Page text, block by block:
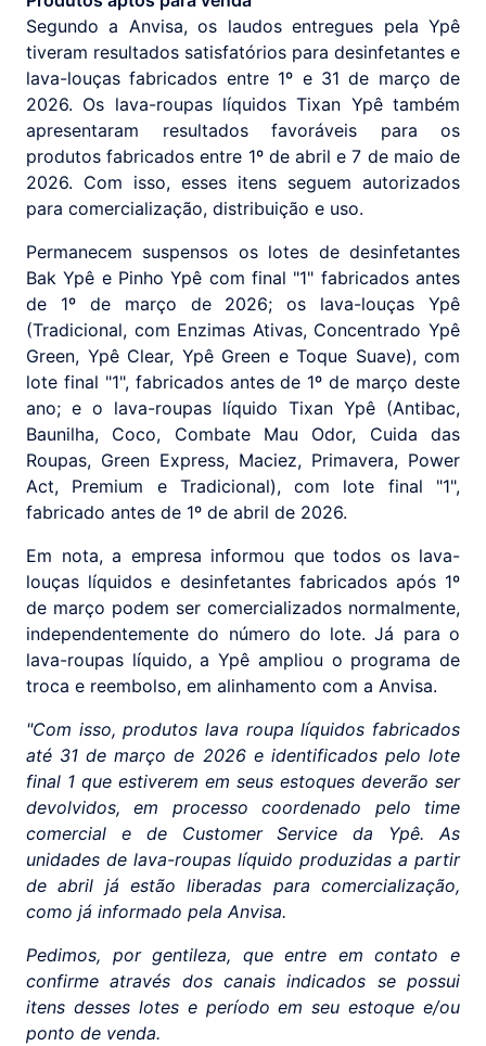
Segundo a Anvisa, os laudos entregues pela Ypê
tiveram resultados satisfatórios para desinfetantes e
lava-louças fabricados entre 1º e 31 de março de
2026. Os lava-roupas líquidos Tixan Ypê também
apresentaram resultados favoráveis para os
produtos fabricados entre 1º de abril e 7 de maio de
2026. Com isso, esses itens seguem autorizados
para comercialização, distribuição e uso.
Permanecem suspensos os lotes de desinfetantes
Bak Ypê e Pinho Ypê com final "1" fabricados antes
de 1º de março de 2026; os lava-louças Ypê
(Tradicional, com Enzimas Ativas, Concentrado Ypê
Green, Ypê Clear, Ypê Green e Toque Suave), com
lote final "1", fabricados antes de 1º de março deste
ano; e o lava-roupas líquido Tixan Ypê (Antibac,
Baunilha, Coco, Combate Mau Odor, Cuida das
Roupas, Green Express, Maciez, Primavera, Power
Act, Premium e Tradicional), com lote final "1",
fabricado antes de 1º de abril de 2026.
Em nota, a empresa informou que todos os lava-
louças líquidos e desinfetantes fabricados após 1º
de março podem ser comercializados normalmente,
independentemente do número do lote. Já para o
lava-roupas líquido, a Ypê ampliou o programa de
troca e reembolso, em alinhamento com a Anvisa.
"Com isso, produtos lava roupa líquidos fabricados
até 31 de março de 2026 e identificados pelo lote
final 1 que estiverem em seus estoques deverão ser
devolvidos, em processo coordenado pelo time
comercial e de Customer Service da Ypê. As
unidades de lava-roupas líquido produzidas a partir
de abril já estão liberadas para comercialização,
como já informado pela Anvisa.
Pedimos, por gentileza, que entre em contato e
confirme através dos canais indicados se possui
itens desses lotes e período em seu estoque e/ou
ponto de venda.